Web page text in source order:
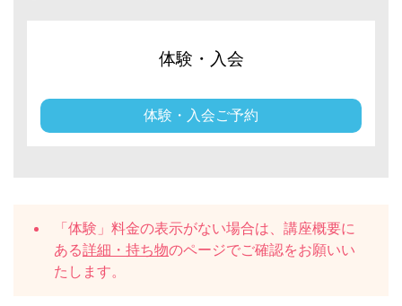
体験・入会
体験・入会ご予約
「体験」料金の表示がない場合は、講座概要に
ある詳細・持ち物のページでご確認をお願いい
たします。